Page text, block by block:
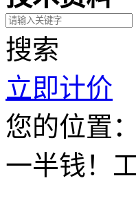
搜索
立即计价
您的位置：
一半钱！